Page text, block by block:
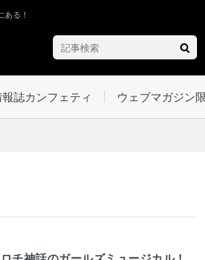
ある！
誌カンフェティ ウェブマガジン